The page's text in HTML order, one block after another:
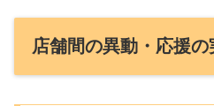
店舗間の異動・応援の